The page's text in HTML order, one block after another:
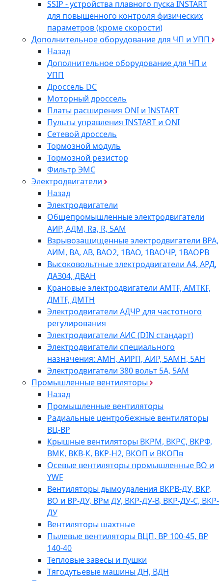
SSIP - устройства плавного пуска INSTART
для повышенного контроля физических
параметров (кроме скорости)
Дополнительное оборудование для ЧП и УПП
Назад
Дополнительное оборудование для ЧП и
УПП
Дроссель DC
Моторный дроссель
Платы расширения ONI и INSTART
Пульты управления INSTART и ONI
Сетевой дроссель
Тормозной модуль
Тормозной резистор
Фильтр ЭМС
Электродвигатели
Назад
Электродвигатели
Общепромышленные электродвигатели
АИР, АДМ, Ra, R, 5AM
Взрывозащищенные электродвигатели ВРА,
АИМ, ВА, АВ, ВАO2, 1ВАО, 1ВАОЧР, 1ВАОРВ
Высоковольтные электродвигатели A4, АРД,
ДАЗ04, ДВАН
Крановые электродвигатели AMTF, AMTKF,
ДMTF, ДМТН
Электродвигатели АДЧР для частотного
регулирования
Электродвигатели АИС (DIN стандарт)
Электродвигатели специального
назначения: АМН, АИРП, АИР, 5АМН, 5АН
Электродвигатели 380 вольт 5А, 5АМ
Промышленные вентиляторы
Назад
Промышленные вентиляторы
Радиальные центробежные вентиляторы
ВЦ-ВР
Крышные вентиляторы ВКРМ, ВКРС, ВКРФ,
ВМК, ВКВ-К, ВКР-Н2, ВКОП и ВКОПв
Осевые вентиляторы промышленные ВО и
YWF
Вентиляторы дымоудаления ВКРВ-ДУ, ВКР,
ВО и ВР-ДУ, ВРм ДУ, ВКР-ДУ-В, ВКР-ДУ-С, ВКР-
ДУ
Вентиляторы шахтные
Пылевые вентиляторы ВЦП, ВР 100-45, ВР
140-40
Тепловые завесы и пушки
Тягодутьевые машины ДН, ВДН